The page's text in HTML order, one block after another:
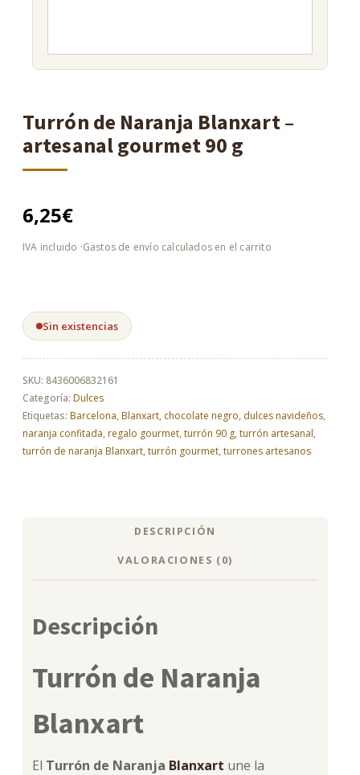
Turrón de Naranja Blanxart –
artesanal gourmet 90 g
6,25€
Sin existencias
SKU: 8436006832161
Categoría: Dulces
Etiquetas: Barcelona, Blanxart, chocolate negro, dulces navideños,
naranja confitada, regalo gourmet,turrón 90 g,turrón artesanal,
turrón de naranja Blanxart,turrón gourmet,turrones artesanos
DESCRIPCIÓN
VALORACIONES (0)
Descripción
Turrón de Naranja
Blanxart
El Turrón de Naranja Blanxart une la